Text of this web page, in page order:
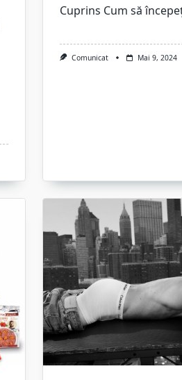
Cuprins Cum să
Comunicat Mai 9, 2024